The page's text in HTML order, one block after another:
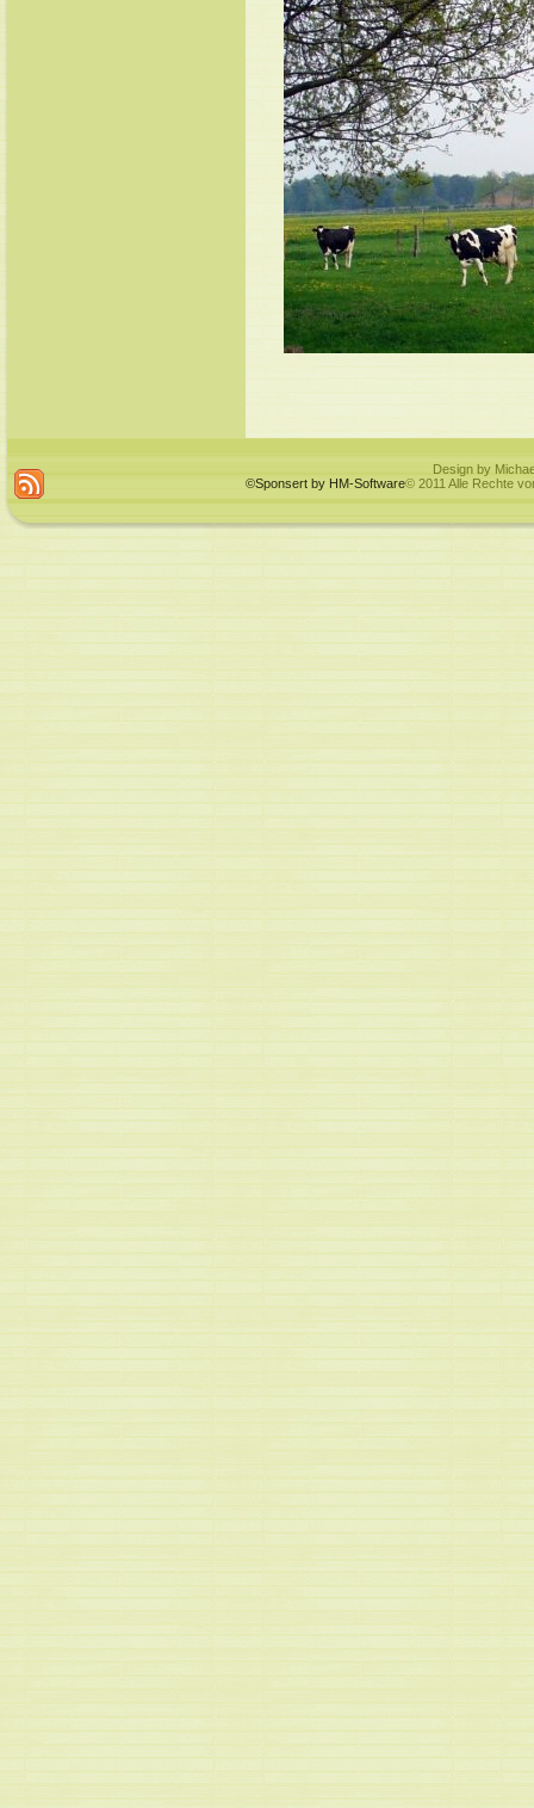
Design by
©Sponsert by HM-Software© 2011 Alle Rechte